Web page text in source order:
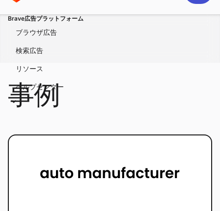
Brave広告プラットフォーム
ブラウザ広告
検索広告
リソース
ヘルプセンター
事例